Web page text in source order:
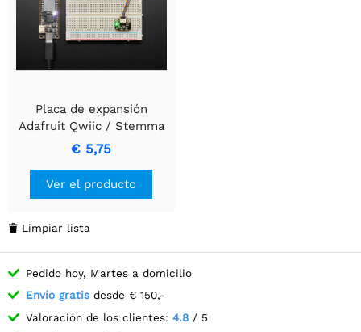
Placa de expansión
Adafruit Qwiic / Stemma
QT
€ 5,75
Ver el producto
 Limpiar lista
Pedido hoy, Martes a domicilio
Envío gratis desde € 150,-
Valoración de los clientes: 4.8 / 5